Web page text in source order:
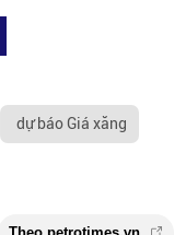
dự báo Giá xăng